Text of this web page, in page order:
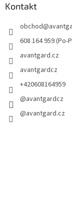
Kontakt
obchod@
608 164 959 (Po-
avantgard.cz
avantgardcz
+420608164959
@avantgardcz
@avantgard.cz